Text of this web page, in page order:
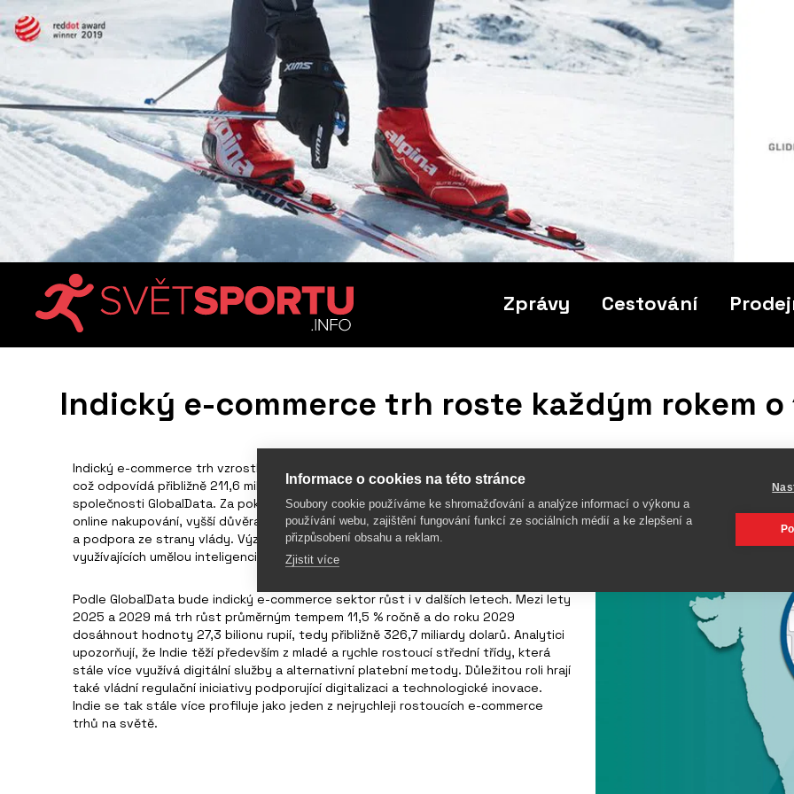
Zprávy Cestování
Indický e-commerce trh roste každým rokem o
Indický e-commerce trh vzrostl v roce 2025 o 12,5 % na 17,7 bilionu indických rupií,
což odpovídá přibližně 211,6 miliardy dolarů. Vyplývá to z dat analytické
společnosti GlobalData. Za pokračujícím růstem stojí především rostoucí obliba
online nakupování, vyšší důvěra v digitální platby, rychlejší digitalizace společnosti
a podpora ze strany vlády. Významnou roli hraje také rozvoj platebních technologií
využívajících umělou inteligenci.
Podle GlobalData bude indický e-commerce sektor růst i v dalších letech. Mezi lety
2025 a 2029 má trh růst průměrným tempem 11,5 % ročně a do roku 2029
dosáhnout hodnoty 27,3 bilionu rupií, tedy přibližně 326,7 miliardy dolarů. Analytici
upozorňují, že Indie těží především z mladé a rychle rostoucí střední třídy, která
stále více využívá digitální služby a alternativní platební metody. Důležitou roli hrají
také vládní regulační iniciativy podporující digitalizaci a technologické inovace.
Indie se tak stále více profiluje jako jeden z nejrychleji rostoucích e-commerce
trhů na světě.
Informace o cookies na této stránce
Soubory cookie používáme ke shromažďování a analýze informací o výkonu a
používání webu, zajištění fungování funkcí ze sociálních médií a ke zlepšení a
přizpůsobení obsahu a reklam.
Zjistit více